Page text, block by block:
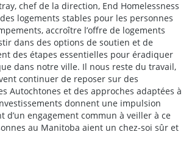
chef de la direction, End Homelessness
logements stables pour les personnes
accroître l’offre de logements
dans des options de soutien et de
des étapes essentielles pour éradiquer
dans notre ville. Il nous reste du travail,
continuer de reposer sur des
Autochtones et des approches adaptées à
donnent une impulsion
d’un engagement commun à veiller à ce
au Manitoba aient un chez-soi sûr et